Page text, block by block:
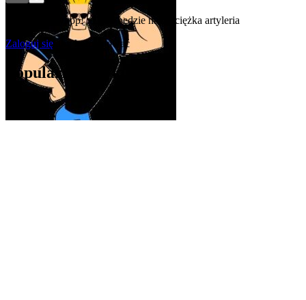
I to też na wykop! xD To będzie nasza ciężka artyleria
Zaloguj się aby komentować
Popularne artykuły